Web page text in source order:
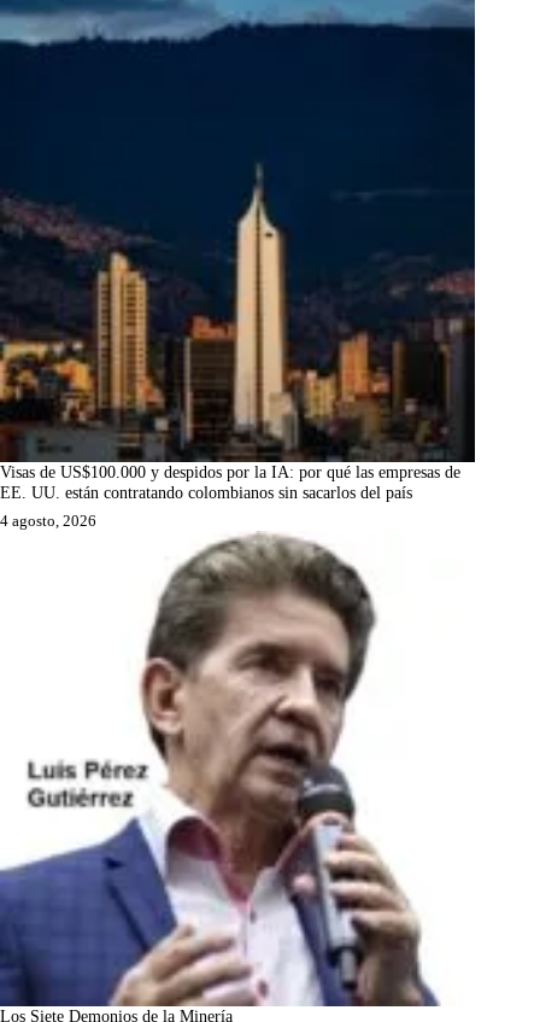
Visas de US$100.000 y despidos por la IA: por qué las empresas de
EE. UU. están contratando colombianos sin sacarlos del país
4 agosto, 2026
Los Siete Demonios de la Minería